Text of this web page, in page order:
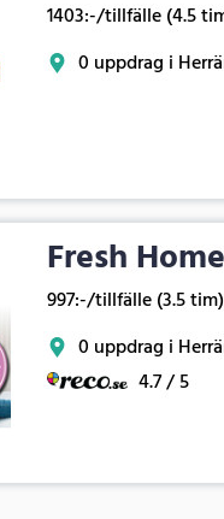
1403:-/tillfälle (4.5
0 uppdrag i
Fresh
997:-/tillfälle (3.5 tim)
0 uppdrag i
4.7 / 5